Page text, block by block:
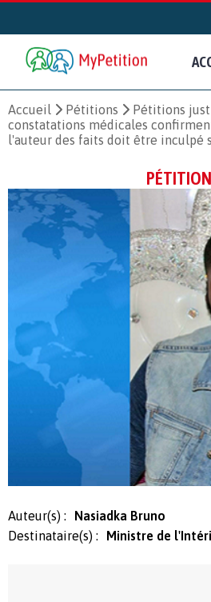
Accueil Pétitions Pétitions
constatations médicales
l'auteur des faits doit être inculpé
PÉTITION
Auteur(s) :
Nasiadka Bruno
Destinataire(s) :
Ministre de